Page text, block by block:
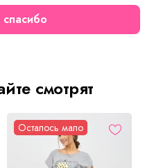
смотрят
Осталось мало